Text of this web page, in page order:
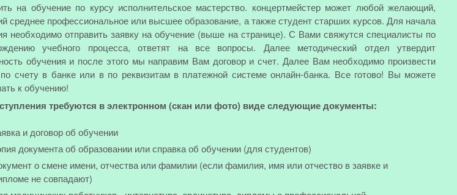
на обучение по курсу исполнительское мастерство. концертмейстер может любой желающий,
среднее профессиональное или высшее образование, а также студент старших курсов. Для начала
необходимо отправить заявку на обучение (выше на странице). С Вами свяжутся специалисты по
учебного процесса, ответят на все вопросы. Далее методический отдел утвердит
обучения и после этого мы направим Вам договор и счет. Далее Вам необходимо произвести
счету в банке или в по реквизитам в платежной системе онлайн-банка. Все готово! Вы можете
к обучению!
требуются в электронном (скан или фото) виде следующие документы:
и договор об обучении
документа об образовании или справка об обучении (для студентов)
о смене имени, отчества или фамилии (если фамилия, имя или отчество в заявке и
не совпадают)